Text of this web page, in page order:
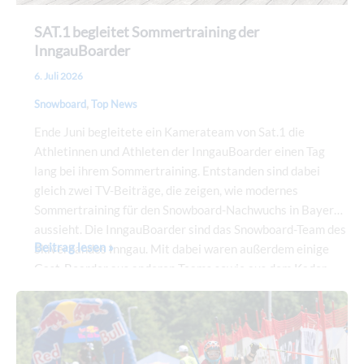
SAT.1 begleitet Sommertraining der
InngauBoarder
6. Juli 2026
Snowboard,Top News
Ende Juni begleitete ein Kamerateam von Sat.1 die
Athletinnen und Athleten der InngauBoarder einen Tag
lang bei ihrem Sommertraining. Entstanden sind dabei
gleich zwei TV-Beiträge, die zeigen, wie modernes
Sommertraining für den Snowboard-Nachwuchs in Bayern
aussieht. Die InngauBoarder sind das Snowboard-Team des
Skiverbandes Inngau. Mit dabei waren außerdem einige
Gast-Boarder aus anderen Teams sowie aus dem Kader
von Snowboard Bayern. Gedreht wurde bei besten
Bedingungen an zwei Trainingsstandorten: an der
Wakeboard-Anlage am Hödenauersee in Kiefersfelden
sowie im Skatepark in Niederndorf (Österreich).
Beitrag lesen »
Bayerische
Meisterschaften
Inline
Alpin